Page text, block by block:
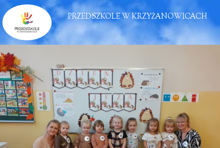
PRZEDSZKOLE W KRZYŻANOWICACH